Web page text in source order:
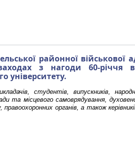
районної військової
з нагоди 60-річчя
університету.
студентів, випускників,
та місцевого самоврядування,
правоохоронних органів, а також